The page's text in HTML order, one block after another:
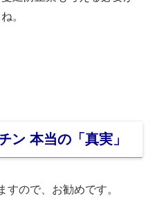
。
ン 本当の「真実」
すので、お勧めです。